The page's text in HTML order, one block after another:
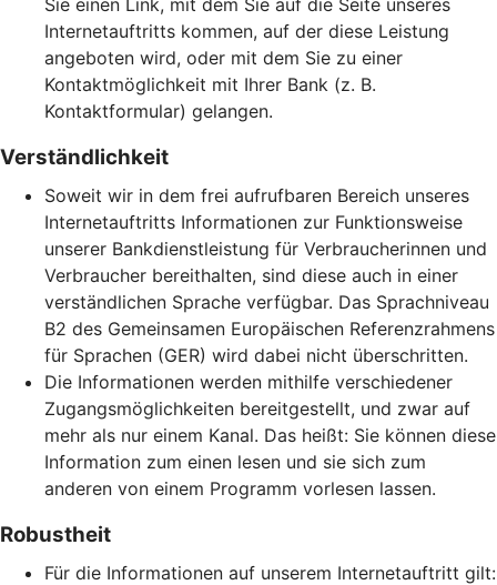
Sie einen Link, mit dem Sie auf die Seite unseres
Internetauftritts kommen, auf der diese Leistung
angeboten wird, oder mit dem Sie zu einer
Kontaktmöglichkeit mit Ihrer Bank (z. B.
Kontaktformular) gelangen.
Verständlichkeit
Soweit wir in dem frei aufrufbaren Bereich unseres
Internetauftritts Informationen zur Funktionsweise
unserer Bankdienstleistung für Verbraucherinnen und
Verbraucher bereithalten, sind diese auch in einer
verständlichen Sprache verfügbar. Das Sprachniveau
B2 des Gemeinsamen Europäischen Referenzrahmens
für Sprachen (GER) wird dabei nicht überschritten.
Die Informationen werden mithilfe verschiedener
Zugangsmöglichkeiten bereitgestellt, und zwar auf
mehr als nur einem Kanal. Das heißt: Sie können diese
Information zum einen lesen und sie sich zum
anderen von einem Programm vorlesen lassen.
Robustheit
Für die Informationen auf unserem Internetauftritt gilt: